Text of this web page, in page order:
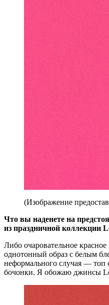
(Изображение
Что вы наденете на
из праздничной коллекции
Либо очаровательное
однотонный образ с белым
неформального случая —
бочонки. Я обожаю джинсы